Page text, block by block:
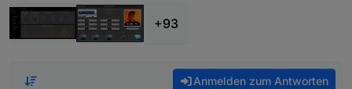
+93
Anmelden zum Antworten